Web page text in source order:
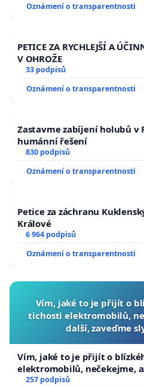
republiky
Oznámení o transparentnosti
PETICE ZA RYCHLEJŠÍ A
V OHROŽE
33 podpisů
Oznámení o transparentnosti
Zastavme zabíjení holubů v
humánní řešení
830 podpisů
Oznámení o transparentnosti
Petice za záchranu
Králové
6 964 podpisů
Oznámení o transparentnosti
Vím, jaké to je přijít o
tichosti elektromobilů,
další, zaveďme
Vím, jaké to je přijít o
elektromobilů, nečekejme,
zaveďme slyšitelná auta!
257 podpisů